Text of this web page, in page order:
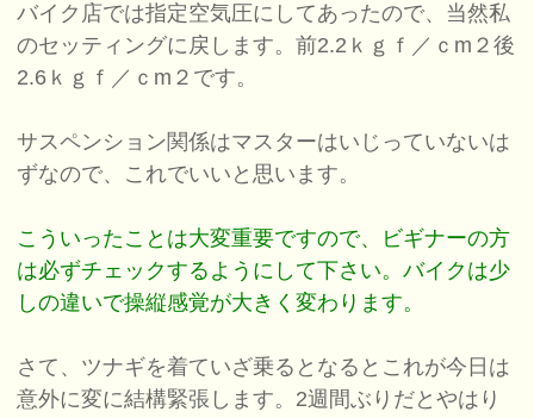
バイク店では指定空気圧にしてあったので、当然私
のセッティングに戻します。前2.2ｋｇｆ／ｃm２後
2.6ｋｇｆ／ｃm２です。
サスペンション関係はマスターはいじっていないは
ずなので、これでいいと思います。
こういったことは大変重要ですので、ビギナーの方
は必ずチェックするようにして下さい。バイクは少
しの違いで操縦感覚が大きく変わります。
さて、ツナギを着ていざ乗るとなるとこれが今日は
意外に変に結構緊張します。2週間ぶりだとやはり